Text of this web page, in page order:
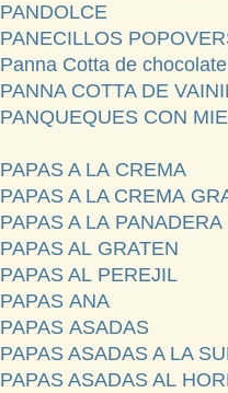
PANDOLCE
PANECILLOS
Panna Cotta de chocolate
PANNA COTTA DE
PANQUEQUES CON
PAPAS A LA CREMA
PAPAS A LA CREMA
PAPAS A LA PANADERA
PAPAS AL GRATEN
PAPAS AL PEREJIL
PAPAS ANA
PAPAS ASADAS
PAPAS ASADAS A LA
PAPAS ASADAS AL